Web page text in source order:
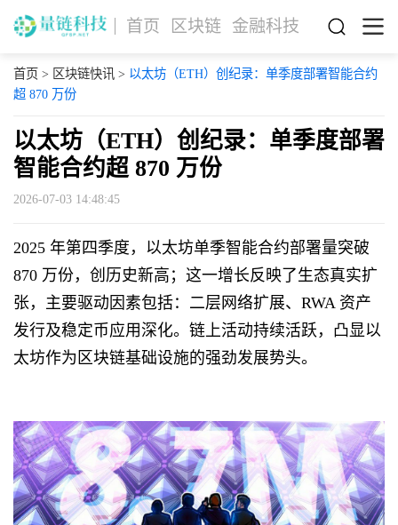
首页 区块链 金融科技
首页 > 区块链快讯> 以太坊（ETH）创纪录：单季度部署智能合约
超 870 万份
以太坊（ETH）创纪录：单季度部署
智能合约超 870 万份
2026-07-03 14:48:45
2025 年第四季度，以太坊单季智能合约部署量突破
870 万份，创历史新高；这一增长反映了生态真实扩
张，主要驱动因素包括：二层网络扩展、RWA 资产
发行及稳定币应用深化。链上活动持续活跃，凸显以
太坊作为区块链基础设施的强劲发展势头。